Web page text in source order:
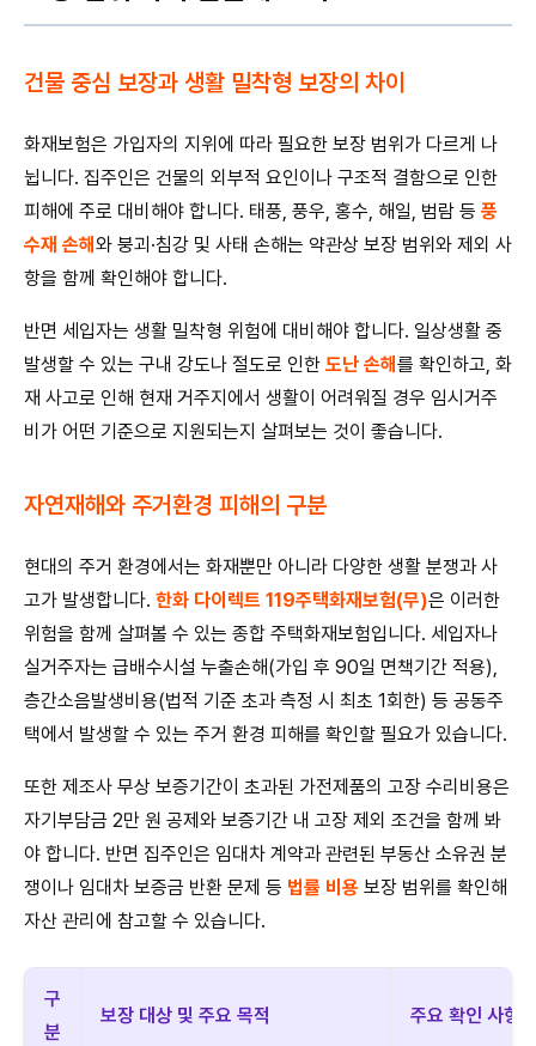
건물 중심 보장과 생활 밀착형 보장의 차이
화재보험은 가입자의 지위에 따라 필요한 보장 범위가 다르게 나
뉩니다. 집주인은 건물의 외부적 요인이나 구조적 결함으로 인한
피해에 주로 대비해야 합니다. 태풍, 풍우, 홍수, 해일, 범람 등 풍
수재 손해와 붕괴·침강 및 사태 손해는 약관상 보장 범위와 제외 사
항을 함께 확인해야 합니다.
반면 세입자는 생활 밀착형 위험에 대비해야 합니다. 일상생활 중
발생할 수 있는 구내 강도나 절도로 인한 도난 손해를 확인하고, 화
재 사고로 인해 현재 거주지에서 생활이 어려워질 경우 임시거주
비가 어떤 기준으로 지원되는지 살펴보는 것이 좋습니다.
자연재해와 주거환경 피해의 구분
현대의 주거 환경에서는 화재뿐만 아니라 다양한 생활 분쟁과 사
고가 발생합니다. 한화 다이렉트 119주택화재보험(무)은 이러한
위험을 함께 살펴볼 수 있는 종합 주택화재보험입니다. 세입자나
실거주자는 급배수시설 누출손해(가입 후 90일 면책기간 적용),
층간소음발생비용(법적 기준 초과 측정 시 최초 1회한) 등 공동주
택에서 발생할 수 있는 주거 환경 피해를 확인할 필요가 있습니다.
또한 제조사 무상 보증기간이 초과된 가전제품의 고장 수리비용은
자기부담금 2만 원 공제와 보증기간 내 고장 제외 조건을 함께 봐
야 합니다. 반면 집주인은 임대차 계약과 관련된 부동산 소유권 분
쟁이나 임대차 보증금 반환 문제 등 법률 비용 보장 범위를 확인해
자산 관리에 참고할 수 있습니다.
구
분
보장 대상 및 주요 목적 주요 확인 사항